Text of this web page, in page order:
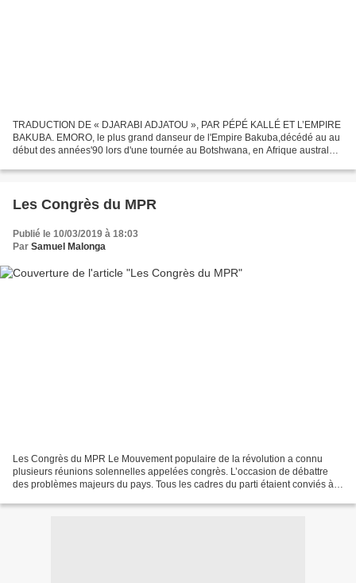
TRADUCTION DE « DJARABI ADJATOU », PAR PÉPÉ KALLÉ ET L’EMPIRE
BAKUBA. EMORO, le plus grand danseur de l'Empire Bakuba,décédé au au
début des années'90 lors d'une tournée au Botshwana, en Afrique australe.
Les Congrès du MPR
Publié le 10/03/2019 à 18:03
Par Samuel Malonga
Les Congrès du MPR Le Mouvement populaire de la révolution a connu
plusieurs réunions solennelles appelées congrès. L’occasion de débattre
des problèmes majeurs du pays. Tous les cadres du parti étaient conviés à